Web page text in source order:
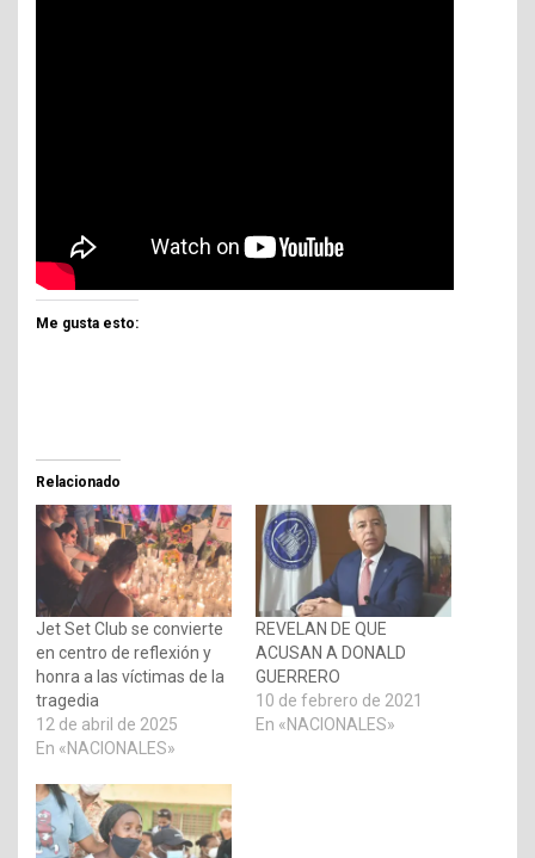
Me gusta esto:
Relacionado
Jet Set Club se convierte
en centro de reflexión y
honra a las víctimas de la
tragedia
12 de abril de 2025
En «NACIONALES»
REVELAN DE QUE
ACUSAN A DONALD
GUERRERO
10 de febrero de 2021
En «NACIONALES»